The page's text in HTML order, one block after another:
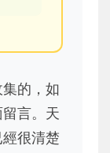
的，如
言。天
很清楚